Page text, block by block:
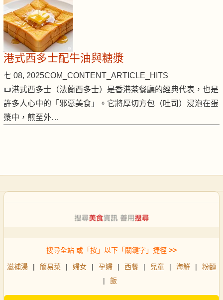
港式西多士配牛油與糖漿
七 08, 2025COM_CONTENT_ARTICLE_HITS
📜港式西多士（法蘭西多士）是香港茶餐廳的經典代表，也是
許多人心中的「邪惡美食」。它將厚切方包（吐司）浸泡在蛋
漿中，煎至外…
搜尋全站 或「按」以下「關鍵字」捷徑 >>
滋補湯 | 簡易菜 | 婦女 | 孕婦 | 西餐 | 兒童 | 海鮮 |
粉麵
|
飯